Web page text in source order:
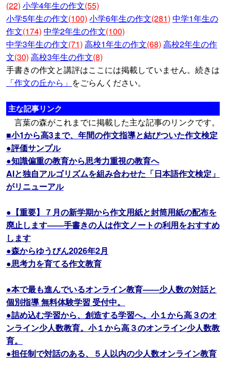
(22) 小学4年生の作文(55)
小学5年生の作文(100) 小学6年生の作文(281) 中学1年生の
作文(174) 中学2年生の作文(100)
中学3年生の作文(71) 高校1年生の作文(68) 高校2年生の作
文(30) 高校3年生の作文(8)
手書きの作文と講評はここには掲載していません。続きは
「作文の丘から」 をごらんください。
主な記事リンク
言葉の森がこれまでに掲載した主な記事のリンクです。
■小1から高3まで、年間の作文指導と結びついた作文検定
●評価サンプル
●知識偏重の教育から思考力重視の教育へ
AIと独自アルゴリズムを組み合わせた「日本語作文検定」
がリニューアル
●【重要】７月の新学期から作文用紙と封筒用紙の配布を
廃止します――手書きの人は作文ノートの利用をおすすめ
します
●森からゆうびん2026年2月
●思考力を育てる作文教育
●本で最も進んでいるオンライン教育――少人数の対話と
個別指導 無料体験学習 受付中。
●詰め込む学習から、創造する学習へ。小１から高３のオ
ンライン少人数教育。小１から高３のオンライン少人数教
育。
●担任制で対話のある、５人以内の少人数オンライン教育